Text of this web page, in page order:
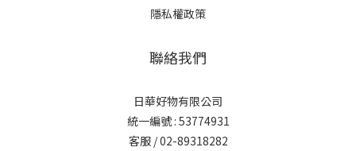
隱私權政策
聯絡我們
日華好物有限公司
統一編號 : 53774931
客服 / 02-89318282